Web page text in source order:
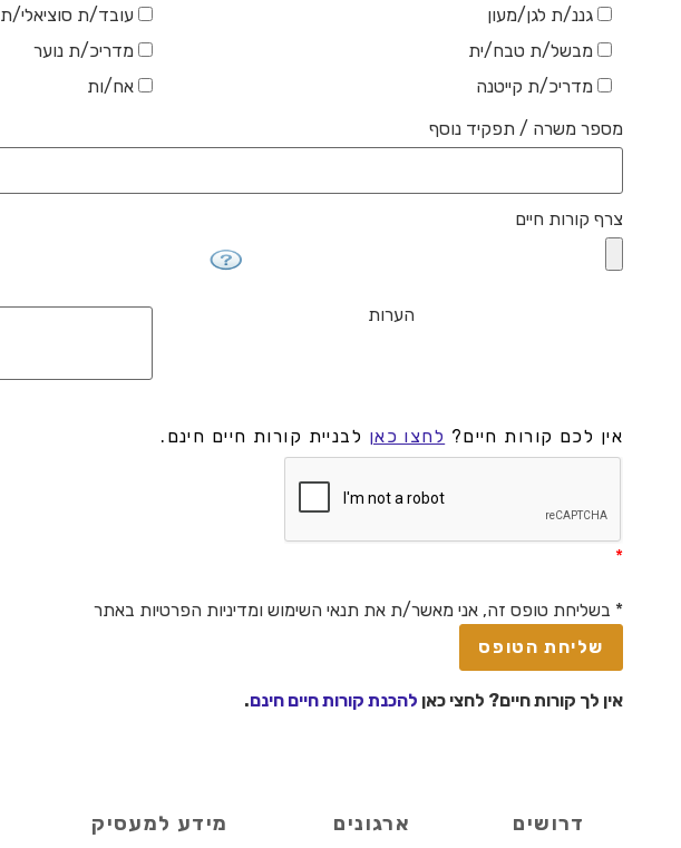
גננ/ת לגן/מעון
מבשל/ת טבח/ית
מדריכ/ת קייטנה
עובד/ת סוציאלי/ת
מדריכ/ת נוער
אח/ות
מספר משרה / תפקיד נוסף
צרף קורות חיים
הערות
אין לכם קורות חיים? לחצו כאן לבניית קורות חיים חינם.
*
* בשליחת טופס זה, אני מאשר/ת את תנאי השימוש ומדיניות הפרטיות באתר
אין לך קורות חיים? לחצי כאן להכנת קורות חיים חינם.
דרושים ארגונים מידע למעסיק